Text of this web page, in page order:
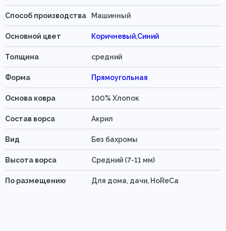
Способ производства Машинный
Основной цвет Коричневый,Синий
Толщина средний
Форма Прямоугольная
Основа ковра 100% Хлопок
Состав ворса Акрил
Вид Без бахромы
Высота ворса Средний (7-11 мм)
По размещению Для дома, дачи, HoReCa